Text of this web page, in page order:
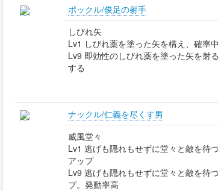
ポックル/俊足の射手
しびれ矢
Lv1 しびれ薬を塗った矢を構え、確率
Lv9 即効性のしびれ薬を塗った矢を射
する
ナックル/仁義を尽くす男
威風堂々
Lv1 逃げも隠れもせずに堂々と敵を待
アップ
Lv9 逃げも隠れもせずに堂々と敵を待
プ。発動率高